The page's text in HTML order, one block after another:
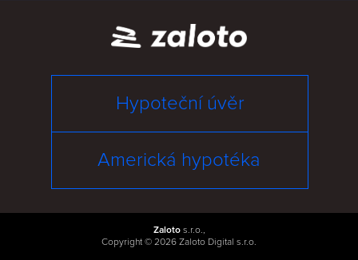
Hypoteční úvěr
Americká hypotéka
Zalotos.r.o.,
Copyright © 2026 Zaloto Digital s.r.o.